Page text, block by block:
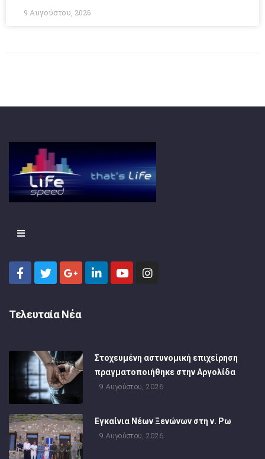
9 Αυγούστου, 2026
Τελευταία Νέα
Στοχευμένη αστυνομική επιχείρηση
πραγματοποιήθηκε στην Αργολίδα
9 Αυγούστου, 2026
Εγκαίνια Νέων Ξενώνων στη ν. Ρω
9 Αυγούστου, 2026